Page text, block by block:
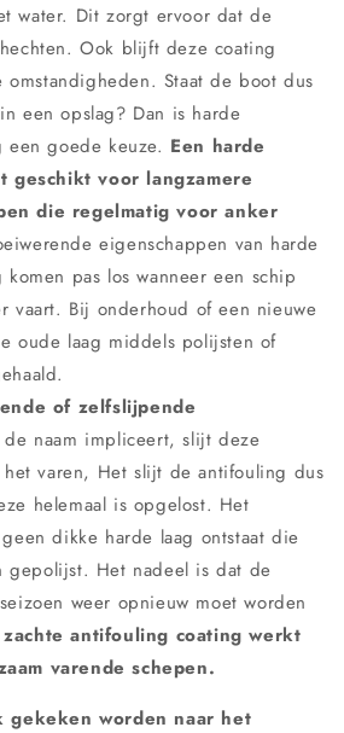
water. Dit zorgt ervoor dat de
Ook blijft deze coating
Staat de boot dus
een opslag? Dan is harde
goede keuze. Een harde
geschikt voor langzamere
die regelmatig voor anker
eigenschappen van harde
pas los wanneer een schip
vaart. Bij onderhoud of een nieuwe
oude laag middels polijsten of
of zelfslijpende
de naam impliceert, slijt deze
varen, Het slijt de antifouling dus
helemaal is opgelost. Het
dikke harde laag ontstaat die
gepolijst. Het nadeel is dat de
weer opnieuw moet worden
zachte antifouling coating werkt
varende schepen.
gekeken worden naar het